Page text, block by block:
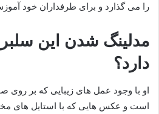
را می گذارد و برای طرفداران خود
مدلینگ شدن این
دارد؟
او با وجود عمل های زیبایی که بر روی
است و عکس هایی که با استایل های